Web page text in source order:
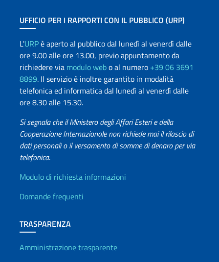
UFFICIO PER I RAPPORTI CON IL PUBBLICO (URP)
L'URPè aperto al pubblico dal lunedì al venerdì dalle
ore 9.00 alle ore 13.00, previo appuntamento da
richiedere via modulo webo al numero +39 06 3691
8899. Il servizio è inoltre garantito in modalità
telefonica ed informatica dal lunedì al venerdì dalle
ore 8.30 alle 15.30.
Si segnala che il Ministero degli Affari Esteri e della
Cooperazione Internazionale non richiede mai il rilascio di
dati personali o il versamento di somme di denaro per via
telefonica.
Info utili
Modulo di richiesta informazioni
Domande frequenti
TRASPARENZA
Amministrazione trasparente